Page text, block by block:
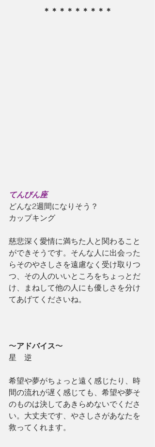
＊＊＊＊＊＊＊＊＊
てんびん座
どんな2週間になりそう？
カップキング
慈悲深く愛情に満ちた人と関わること
ができそうです。そんな人に出会った
らそのやさしさを遠慮なく受け取りつ
つ、その人のいいところをちょっとだ
け、まねして他の人にも優しさを分け
てあげてくださいね。
〜アドバイス〜
星　逆
希望や夢がちょっと遠く感じたり、時
間の流れが遅く感じても、希望や夢そ
のものは決してあきらめないでくださ
い。大丈夫です、やさしさがあなたを
救ってくれます。